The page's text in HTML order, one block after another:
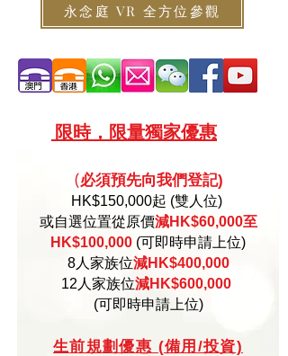
永念庭 VR 全方位參觀
限時，限量獨家優惠
(必須預先向我們登記)
HK$150,000起 (雙人位)
或自選位置從原價減HK$60,000至
HK$100,000 (可即時申請上位)
8人家族位減HK$400,000
12人家族位減HK$600,000
(可即時申請上位)
生前規劃優惠 (備用/投資)